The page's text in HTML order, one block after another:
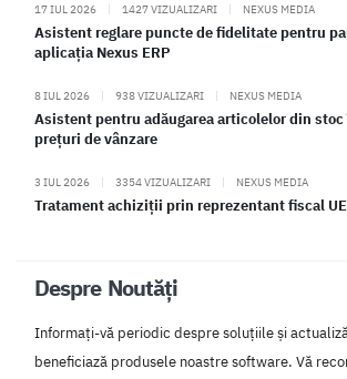
17 IUL 2026 | 1427 VIZUALIZARI | NEXUS MEDIA
Asistent reglare puncte de fidelitate pentru
aplicația Nexus ERP
8 IUL 2026 | 938 VIZUALIZARI | NEXUS MEDIA
Asistent pentru adăugarea articolelor din
prețuri de vânzare
3 IUL 2026 | 3354 VIZUALIZARI | NEXUS MEDIA
Tratament achiziții prin reprezentant fiscal UE
Despre Noutăți
Informați-vă periodic despre soluțiile și
beneficiază produsele noastre software. Vă